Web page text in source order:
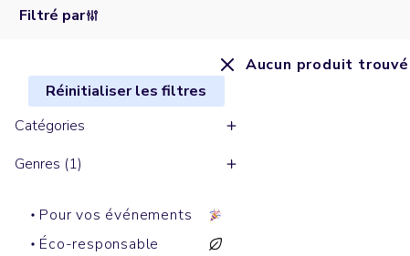
Filtré par
Réinitialiser les filtres
Catégories
Genres (1)
Pour vos événements
Éco-responsable
Aucun produit trouvé